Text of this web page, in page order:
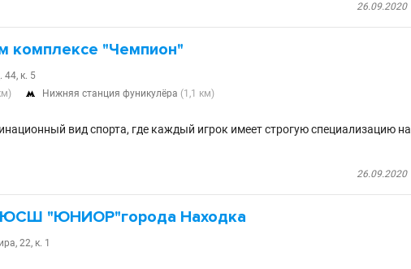
26.09.2020
комплексе "Чемпион"
44, к. 5
 Нижняя станция фуникулёра (1,1 км)
вид спорта, где каждый игрок имеет строгую специализацию на
26.09.2020
"ЮНИОР"города Находка
22, к. 1